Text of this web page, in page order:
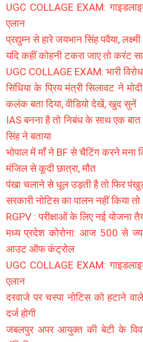
UGC COLLAGE EXAM:
एलान
प्रद्युम्न से हारे जयभान सिंह पवैया,
यदि कहीं कोहनी टकरा जाए तो करंट
UGC COLLAGE EXAM: भारी
सिंधिया के प्रिय मंत्री सिलावट ने
कलंक बता दिया, वीडियो देखें, खुद सुनें
IAS बनना है तो निबंध के साथ एक
सिंह ने बताया
भोपाल में माँ ने BF से चैटिंग करने मना
मंजिल से कूदी छात्रा, मौत
पंखा चलाने से धूल उड़ती है तो फिर
सरकारी नोटिस का पालन नहीं किया
RGPV : परीक्षाओं के लिए नई योजना
मध्य प्रदेश कोरोना: आज 500 से
आउट ऑफ कंट्रोल
UGC COLLAGE EXAM:
एलान
दरवाजे पर चस्पा नोटिस को हटाने
दर्ज होगी
जबलपुर अपर आयुक्त की बेटी के